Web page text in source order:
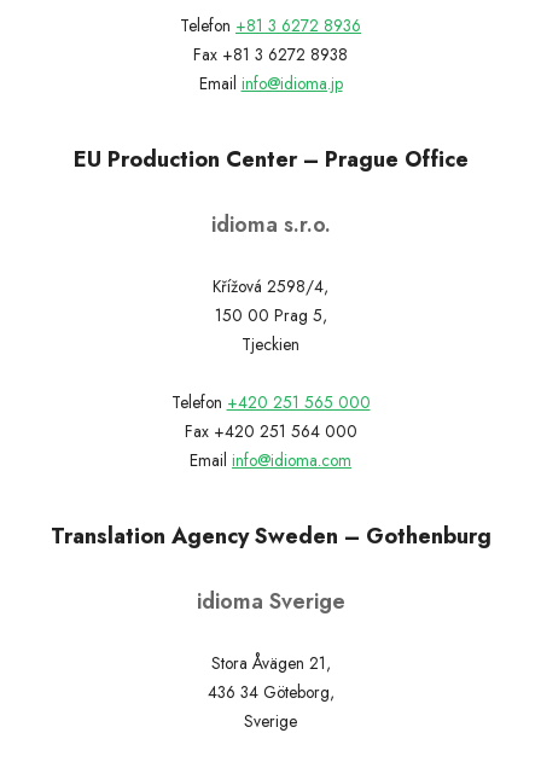
Telefon +81 3 6272 8936
Fax +81 3 6272 8938
Email info@idioma.jp
EU Production Center – Prague Office
idioma s.r.o.
Křížová 2598/4,
150 00 Prag 5,
Tjeckien
Telefon +420 251 565 000
Fax +420 251 564 000
Email info@idioma.com
Translation Agency Sweden – Gothenburg
idioma Sverige
Stora Åvägen 21,
436 34 Göteborg,
Sverige